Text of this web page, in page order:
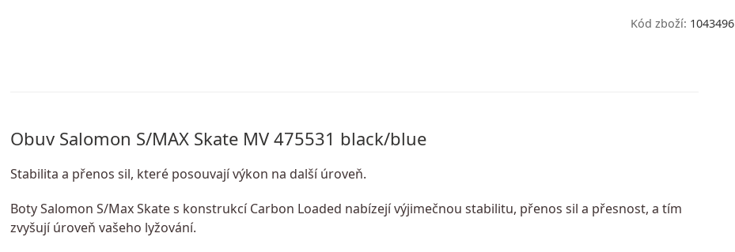
Kód zboží: 1043496
Obuv Salomon S/MAX Skate MV 475531 black/blue
Stabilita a přenos sil, které posouvají výkon na další úroveň.
Boty Salomon S/Max Skate s konstrukcí Carbon Loaded nabízejí výjimečnou stabilitu, přenos sil a přesnost, a tím
zvyšují úroveň vašeho lyžování.